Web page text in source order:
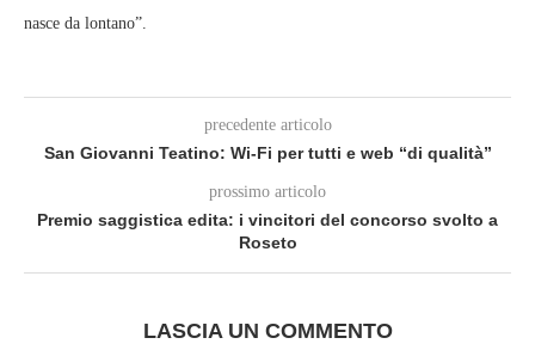
nasce da lontano”.
precedente articolo
San Giovanni Teatino: Wi-Fi per tutti e web “di qualità”
prossimo articolo
Premio saggistica edita: i vincitori del concorso svolto a
Roseto
LASCIA UN COMMENTO